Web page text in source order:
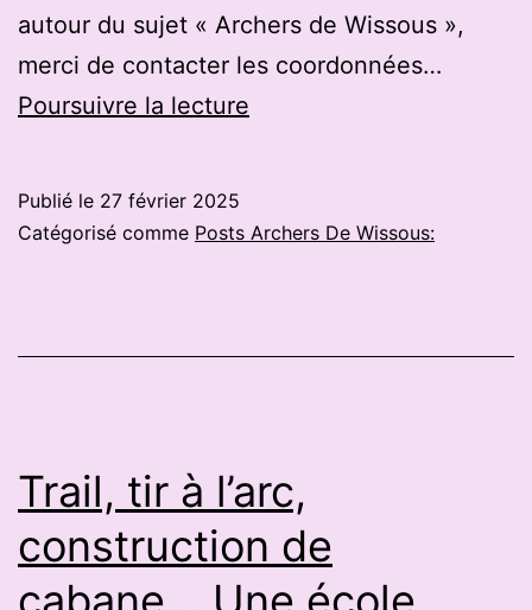
autour du sujet « Archers de Wissous »,
merci de contacter les coordonnées…
Poursuivre la lecture
:
de
France
Jeunes,
Publié le 27 février 2025
Catégorisé comme Posts Archers De Wissous:
Trail, tir à l’arc,
construction de